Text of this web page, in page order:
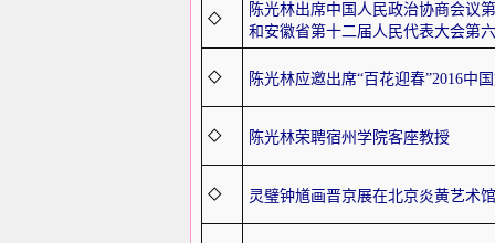
◇
陈光林出席中国人民政治协商会议
和安徽省第十二届人民代表大会第
◇ 陈光林应邀出席“百花迎春”2016中
◇ 陈光林荣聘宿州学院客座教授
◇ 灵璧钟馗画晋京展在北京炎黄艺术